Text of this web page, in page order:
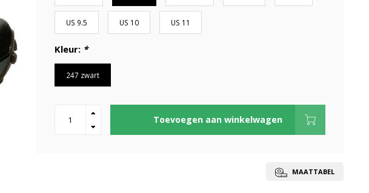
US 9.5 US 10 US 11
Kleur: *
247 zwart
Toevoegen aan winkelwagen
MAATTABEL